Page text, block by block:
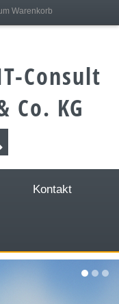
Warenkorb
Consult
Co. KG
Kontakt